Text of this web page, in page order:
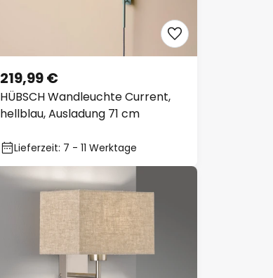
HÜBSCH Wandleuchte Current,
hellblau, Ausladung 71 cm
219,99 €
Lieferzeit: 7 - 11 Werktage